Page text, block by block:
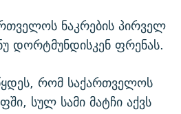
ნაკრების პირველ
დორტმუნდისკენ ფრენას.
რომ საქართველოს
სულ სამი მატჩი აქვს